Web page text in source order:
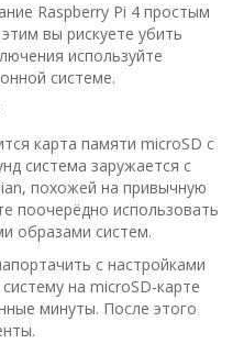
Raspberry Pi 4 простым
вы рискуете убить
используйте
системе.
карта памяти microSD с
система заружается с
похожей на привычную
поочерёдно использовать
образами систем.
с настройками
на microSD-карте
минуты. После этого